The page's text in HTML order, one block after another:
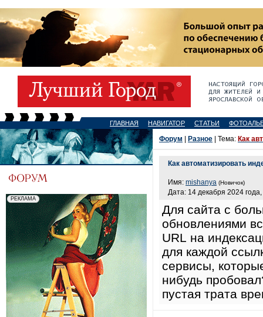
ГЛАВНАЯ НАВИГАТОР СТАТЬИ
Форум Разное | Тема: Как
Как автоматизировать
Имя: mishanya (Новичок)
Дата: 14 декабря 2024
Для сайта с
обновлениями
URL на
для каждой
сервисы,
нибудь
пустая трата